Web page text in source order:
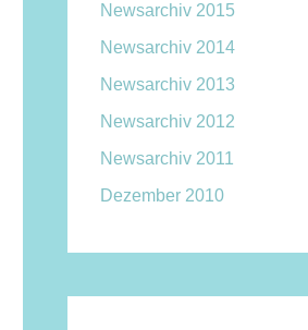
Newsarchiv 2015
Newsarchiv 2014
Newsarchiv 2013
Newsarchiv 2012
Newsarchiv 2011
Dezember 2010